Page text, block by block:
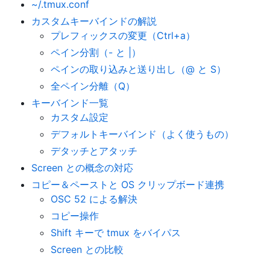
~/.tmux.conf
カスタムキーバインドの解説
プレフィックスの変更（Ctrl+a）
ペイン分割（- と |）
ペインの取り込みと送り出し（@ と S）
全ペイン分離（Q）
キーバインド一覧
カスタム設定
デフォルトキーバインド（よく使うもの）
デタッチとアタッチ
Screen との概念の対応
コピー＆ペーストと OS クリップボード連携
OSC 52 による解決
コピー操作
Shift キーで tmux をバイパス
Screen との比較